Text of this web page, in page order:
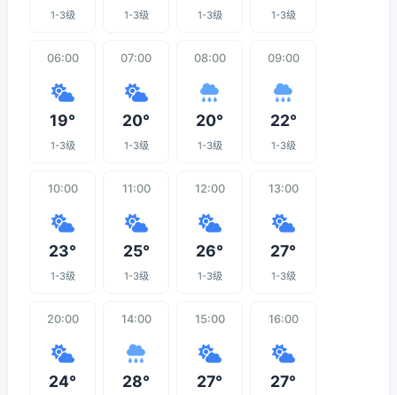
1-3级 1-3级 1-3级 1-3级
06:00
19°
1-3级
07:00
20°
1-3级
08:00
20°
1-3级
09:00
22°
1-3级
10:00
23°
1-3级
11:00
25°
1-3级
12:00
26°
1-3级
13:00
27°
1-3级
20:00
24°
14:00
28°
15:00
27°
16:00
27°